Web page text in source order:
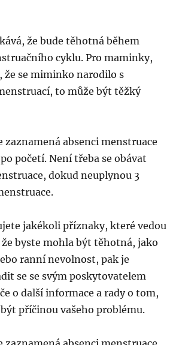
že bude těhotná během
cyklu. Pro maminky,
se miminko narodilo s
to může být těžký
zaznamená absenci menstruace
početí. Není třeba se obávat
dokud neuplynou 3
jakékoli příznaky, které vedou
byste mohla být těhotná, jako
ranní nevolnost, pak je
se se svým poskytovatelem
o další informace a rady o tom,
příčinou vašeho problému.